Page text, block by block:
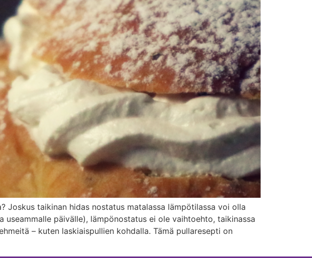
taikinan hidas nostatus matalassa lämpötilassa voi olla
päivälle), lämpönostatus ei ole vaihtoehto, taikinassa
– kuten laskiaispullien kohdalla. Tämä pullaresepti on